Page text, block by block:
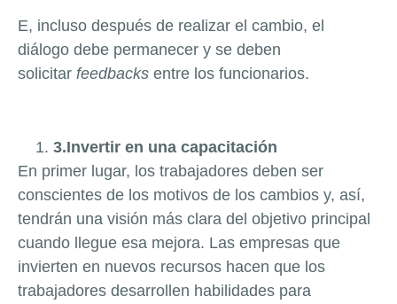
E, incluso después de realizar el cambio, el
diálogo debe permanecer y se deben
solicitar feedbacks entre los funcionarios.
3.Invertir en una capacitación
En primer lugar, los trabajadores deben ser
conscientes de los motivos de los cambios y, así,
tendrán una visión más clara del objetivo principal
cuando llegue esa mejora. Las empresas que
invierten en nuevos recursos hacen que los
trabajadores desarrollen habilidades para